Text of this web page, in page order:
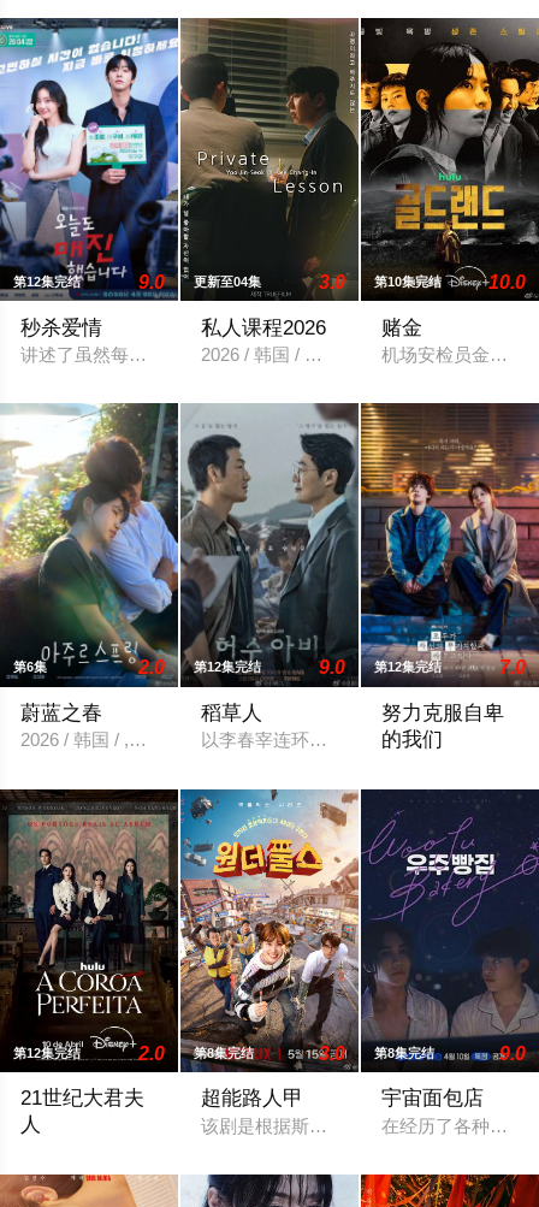
第12集完结 9.0
秒杀爱情
讲述了虽然每天都在努力工作，但内心中间出现大漏洞的两位
更新至04集 3.0
私人课程2026
2026 / 韩国 / 短片,同性,韩国
第10集完结 10.0
赌金
机场安检员金禧主
第6集 2.0
蔚蓝之春
2026 / 韩国 / ,金艺琳,姜相准
第12集完结 9.0
稻草人
以李春宰连环杀人案为背景，讲述了唯一
第12集完结 7.0
努力克服自卑
的我们
第12集完结 2.0
21世纪大君夫
人
第8集完结 3.0
超能路人甲
该剧是根据斯坦·李的漫画故事构思创作
第8集完结 9.0
宇宙面包店
在经历了各种艰难